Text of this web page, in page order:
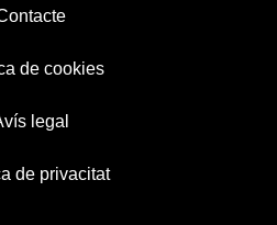
de cookies
legal
de privacitat